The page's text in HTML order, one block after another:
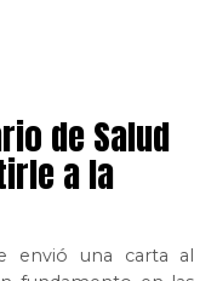
de Salud
a la
envió una carta al